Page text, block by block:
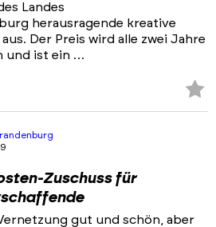
Landes
herausragende kreative
Der Preis wird alle zwei Jahre
und ist ein …
Zuschuss für
gut und schön, aber